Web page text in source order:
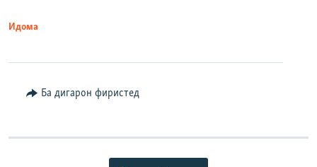
Идома
Ба дигарон фиристед